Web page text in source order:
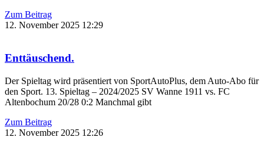
Zum Beitrag
12. November 2025 12:29
Enttäuschend.
Der Spieltag wird präsentiert von SportAutoPlus, dem Auto-Abo für
den Sport. 13. Spieltag – 2024/2025 SV Wanne 1911 vs. FC
Altenbochum 20/28 0:2 Manchmal gibt
Zum Beitrag
12. November 2025 12:26